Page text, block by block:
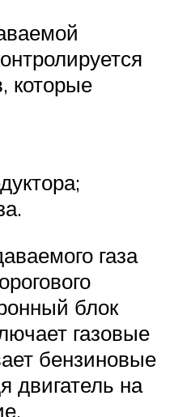
которые
газа
блок
газовые
бензиновые
двигатель на